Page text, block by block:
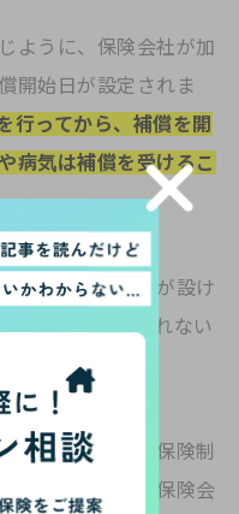
ように、保険会社が加
開始日が設定されま
行ってから、補償を開
病気は補償を受けるこ
期間というものが設け
つも補償が行われない
増加し、公平な保険制
ぐものですが、保険会